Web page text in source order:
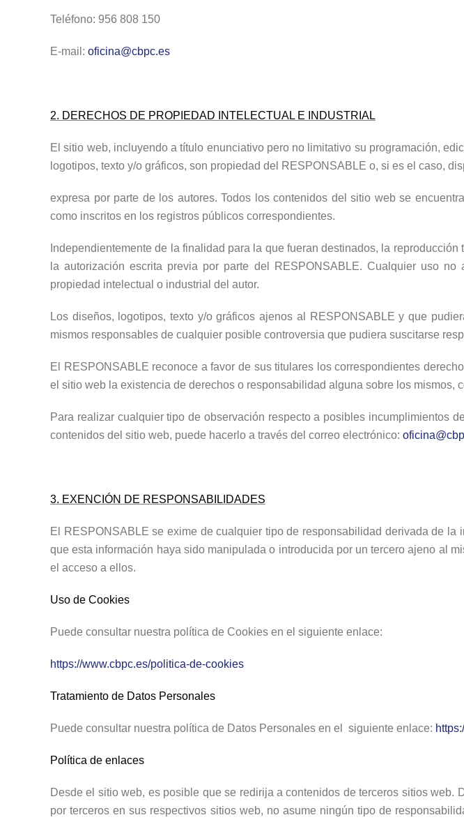
Teléfono: 956 808 150
E-mail: oficina@cbpc.es
2. DERECHOS DE PROPIEDAD INTELECTUAL E INDUSTRIAL
El sitio web, incluyendo a título enunciativo pero no limitativo su programación,
logotipos, texto y/o gráficos, son propiedad del RESPONSABLE o, si es el caso,
expresa por parte de los autores. Todos los contenidos del sitio web se
como inscritos en los registros públicos correspondientes.
Independientemente de la finalidad para la que fueran destinados, la
la autorización escrita previa por parte del RESPONSABLE. Cualquier uso
propiedad intelectual o industrial del autor.
Los diseños, logotipos, texto y/o gráficos ajenos al RESPONSABLE y que
mismos responsables de cualquier posible controversia que pudiera suscitarse
El RESPONSABLE reconoce a favor de sus titulares los correspondientes
el sitio web la existencia de derechos o responsabilidad alguna sobre los mismos,
Para realizar cualquier tipo de observación respecto a posibles incumplimientos
contenidos del sitio web, puede hacerlo a través del correo electrónico:
3. EXENCIÓN DE RESPONSABILIDADES
El RESPONSABLE se exime de cualquier tipo de responsabilidad derivada de
que esta información haya sido manipulada o introducida por un tercero ajeno al
el acceso a ellos.
Uso de Cookies
Puede consultar nuestra política de Cookies en el siguiente enlace:
https://www.cbpc.es/politica-de-cookies
Tratamiento de Datos Personales
Puede consultar nuestra política de Datos Personales en el siguiente enlace:
Política de enlaces
Desde el sitio web, es posible que se redirija a contenidos de terceros sitios web.
por terceros en sus respectivos sitios web, no asume ningún tipo de